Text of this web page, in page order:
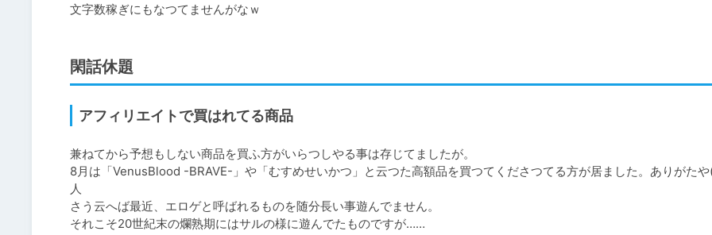
文字数稼ぎにもなつてませんがなｗ
閑話休題
アフィリエイトで買はれてる商品
兼ねてから予想もしない商品を買ふ方がいらつしやる事は存じてましたが。
8月は「VenusBlood -BRAVE-」や「むすめせいかつ」と云つた高額品を買つてくださつてる方が居ました。ありがた
人
さう云へば最近、エロゲと呼ばれるものを随分長い事遊んでません。
それこそ20世紀末の爛熟期にはサルの様に遊んでたものですが……